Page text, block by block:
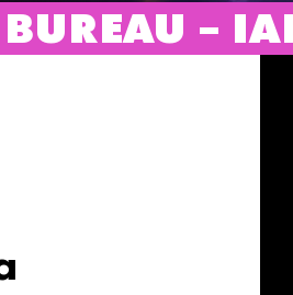
SERBIA